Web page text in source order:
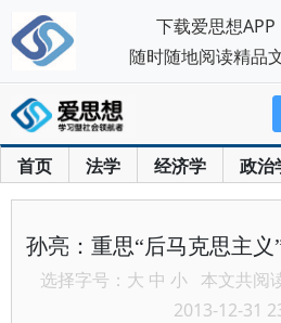
首页 法学 经济学 政治
孙亮：重思“后马克思主
选择字号： 大 中 小 本文共阅
2013-12-31
下载爱思想APP
随时随地阅读精品